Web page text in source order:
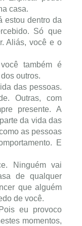
casa.
estou dentro da
Só que
Aliás, você e o
também é
outros.
das pessoas.
Outras, com
presente. A
da vida das
as pessoas
E
Ninguém vai
de qualquer
que alguém
de você.
eu provoco
momentos,